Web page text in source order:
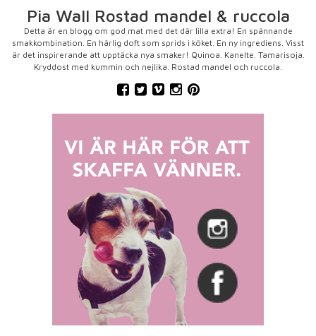
Pia Wall Rostad mandel & ruccola
Detta är en blogg om god mat med det där lilla extra! En spännande
smakkombination. En härlig doft som sprids i köket. En ny ingrediens. Visst
är det inspirerande att upptäcka nya smaker! Quinoa. Kanelte. Tamarisoja.
Kryddost med kummin och nejlika. Rostad mandel och ruccola.